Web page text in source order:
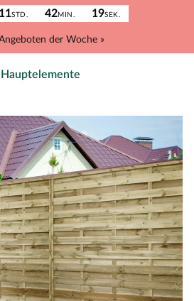
11STD. 42MIN. 19SEK.
der Woche »